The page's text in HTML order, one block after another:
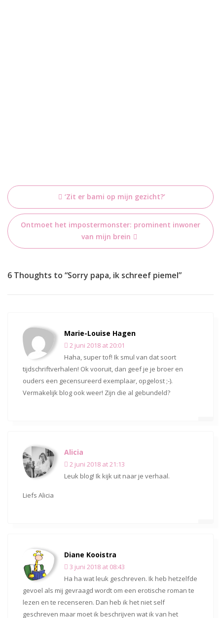
Bericht
navigatie
‘Zit er bami op mijn gezicht?’
Ontmoet het impostermonster: prominent inwoner
van mijn brein
6 Thoughts to “Sorry papa, ik schreef piemel”
Marie-Louise Hagen
2 juni 2018 at 20:01
Haha, super tof! Ik smul van dat soort
tijdschriftverhalen! Ok vooruit, dan geef je je broer en
ouders een gecensureerd exemplaar, opgelost ;-).
Vermakelijk blog ook weer! Zijn die al gebundeld?
Alicia
2 juni 2018 at 21:13
Leuk blog! Ik kijk uit naar je verhaal.
Liefs Alicia
Diane Kooistra
3 juni 2018 at 08:43
Ha ha wat leuk geschreven. Ik heb hetzelfde
gevoel als mij gevraagd wordt om een erotische roman te
lezen en te recenseren. Dan heb ik het niet self
geschreven maar moet ik beschrijven wat ik van het